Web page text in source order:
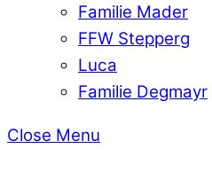
Familie Mader
FFW Stepperg
Luca
Familie Degmayr
Close Menu